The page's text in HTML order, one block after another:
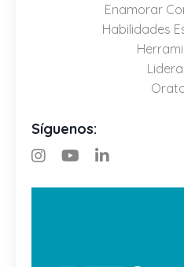
Enamorar
Habilidades
Síguenos: